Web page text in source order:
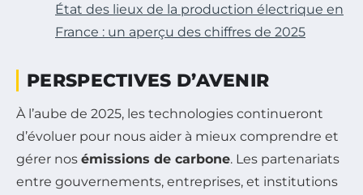
État des lieux de la production électrique en
France : un aperçu des chiffres de 2025
PERSPECTIVES D’AVENIR
À l’aube de 2025, les technologies continueront
d’évoluer pour nous aider à mieux comprendre et
gérer nos émissions de carbone. Les partenariats
entre gouvernements, entreprises, et institutions